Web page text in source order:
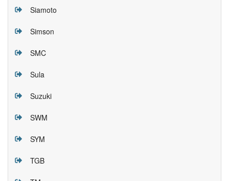
Siamoto
Simson
SMC
Sula
Suzuki
SWM
SYM
TGB